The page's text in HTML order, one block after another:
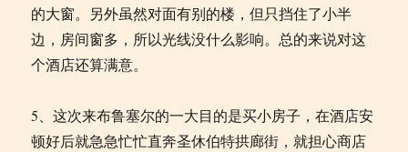
的大窗。另外虽然对面有别的楼，但只挡住了小半
边，房间窗多，所以光线没什么影响。总的来说对这
个酒店还算满意。
5、这次来布鲁塞尔的一大目的是买小房子，在酒店安
顿好后就急急忙忙直奔圣休伯特拱廊街，就担心商店